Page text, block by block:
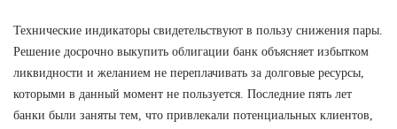
Технические индикаторы свидетельствуют в пользу снижения пары.
Решение досрочно выкупить облигации банк объясняет избытком
ликвидности и желанием не переплачивать за долговые ресурсы,
которыми в данный момент не пользуется. Последние пять лет
банки были заняты тем, что привлекали потенциальных клиентов,